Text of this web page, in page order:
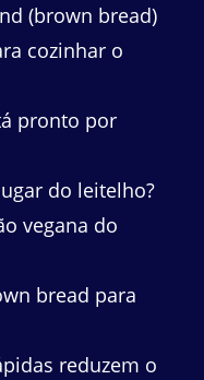
(brown bread)
cozinhar o
pronto por
do leitelho?
vegana do
bread para
reduzem o